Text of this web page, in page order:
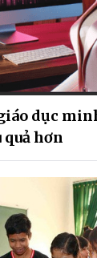
dục
hơn